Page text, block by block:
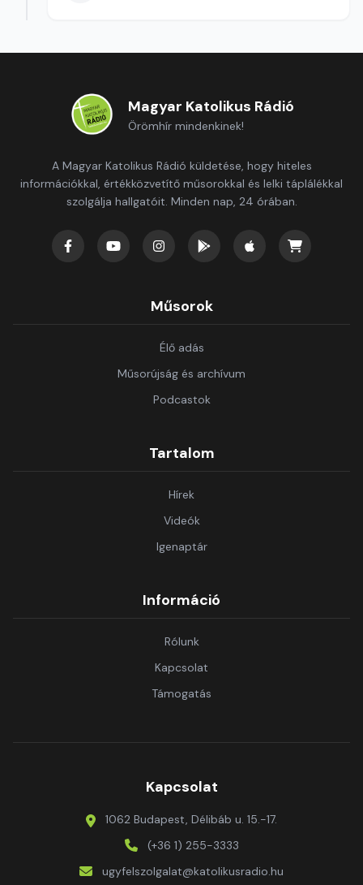
Magyar Katolikus Rádió
Örömhír mindenkinek!
A Magyar Katolikus Rádió küldetése, hogy hiteles
információkkal, értékközvetítő műsorokkal és lelki táplálékkal
szolgálja hallgatóit. Minden nap, 24 órában.
Műsorok
Élő adás
Műsorújság és archívum
Podcastok
Tartalom
Hírek
Videók
Igenaptár
Információ
Rólunk
Kapcsolat
Támogatás
Kapcsolat
1062 Budapest, Délibáb u. 15.-17.
(+36 1) 255-3333
ugyfelszolgalat@katolikusradio.hu